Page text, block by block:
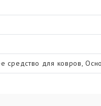
средство для ковров,